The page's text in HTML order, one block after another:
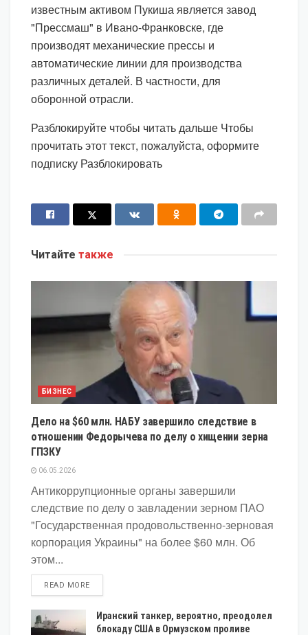
известным активом Пукиша является завод
"Прессмаш" в Ивано-Франковске, где
производят механические прессы и
автоматические линии для производства
различных деталей. В частности, для
оборонной отрасли.
Разблокируйте чтобы читать дальше Чтобы
прочитать этот текст, пожалуйста, оформите
подписку Разблокировать
Читайте также
БИЗНЕС
Дело на $60 млн. НАБУ завершило следствие в
отношении Федорычева по делу о хищении зерна
ГПЗКУ
06.05.2026
Антикоррупционные органы завершили
следствие по делу о завладении зерном ПАО
"Государственная продовольственно-зерновая
корпорация Украины" на более $60 млн. Об
этом...
READ MOREDETAILS
Иранский танкер, вероятно, преодолел
блокаду США в Ормузском проливе